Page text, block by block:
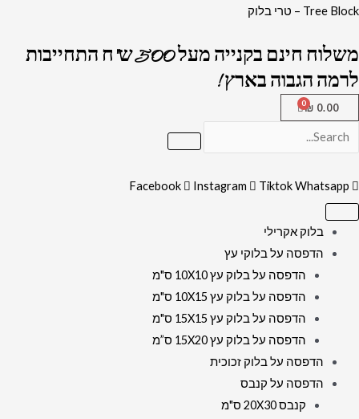
דילוג
Tree Block – טרי בלוק
משלוח חינם בקנייה מעל 500 ש"ח התחייבות
לרמה הגבוה בארץ !
0.00
₪
Facebook Instagram TiktokWhatsapp
בלוק אקרילי
הדפסה על בלוקי עץ
הדפסה על בלוק עץ 10X10 ס"מ
הדפסה על בלוק עץ 10X15 ס"מ
הדפסה על בלוק עץ 15X15 ס"מ
הדפסה על בלוק עץ 15X20 ס”מ
הדפסה על בלוק זכוכית
הדפסה על קנבס
קנבס 20X30 ס"מ